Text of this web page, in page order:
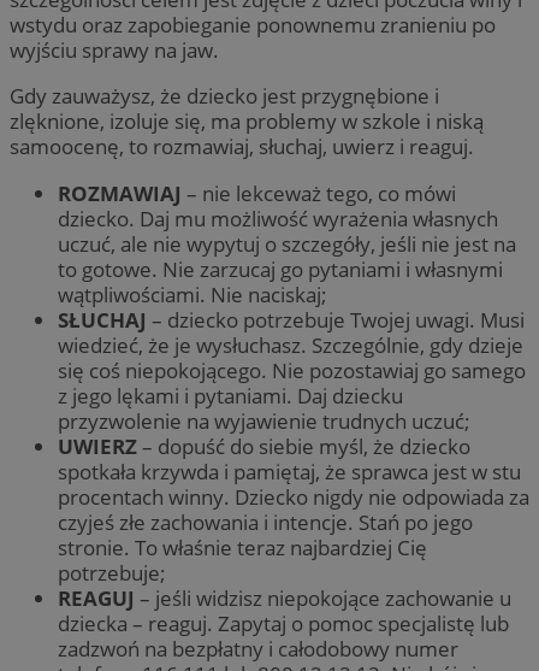
wstydu oraz zapobieganie ponownemu zranieniu po
wyjściu sprawy na jaw.
Gdy zauważysz, że dziecko jest przygnębione i
zlęknione, izoluje się, ma problemy w szkole i niską
samoocenę, to rozmawiaj, słuchaj, uwierz i reaguj.
ROZMAWIAJ – nie lekceważ tego, co mówi
dziecko. Daj mu możliwość wyrażenia własnych
uczuć, ale nie wypytuj o szczegóły, jeśli nie jest na
to gotowe. Nie zarzucaj go pytaniami i własnymi
wątpliwościami. Nie naciskaj;
SŁUCHAJ – dziecko potrzebuje Twojej uwagi. Musi
wiedzieć, że je wysłuchasz. Szczególnie, gdy dzieje
się coś niepokojącego. Nie pozostawiaj go samego
z jego lękami i pytaniami. Daj dziecku
przyzwolenie na wyjawienie trudnych uczuć;
UWIERZ– dopuść do siebie myśl, że dziecko
spotkała krzywda i pamiętaj, że sprawca jest w stu
procentach winny. Dziecko nigdy nie odpowiada za
czyjeś złe zachowania i intencje. Stań po jego
stronie. To właśnie teraz najbardziej Cię
potrzebuje;
REAGUJ – jeśli widzisz niepokojące zachowanie u
dziecka – reaguj. Zapytaj o pomoc specjalistę lub
zadzwoń na bezpłatny i całodobowy numer